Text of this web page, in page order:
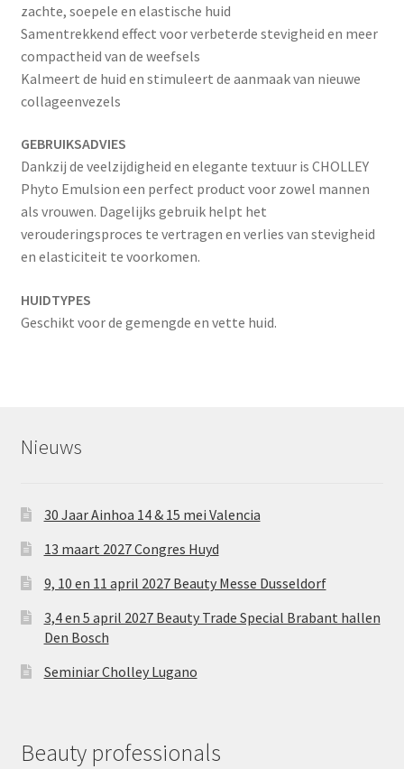
zachte, soepele en elastische huid
Samentrekkend effect voor verbeterde stevigheid en meer
compactheid van de weefsels
Kalmeert de huid en stimuleert de aanmaak van nieuwe
collageenvezels
GEBRUIKSADVIES
Dankzij de veelzijdigheid en elegante textuur is CHOLLEY
Phyto Emulsion een perfect product voor zowel mannen
als vrouwen. Dagelijks gebruik helpt het
verouderingsproces te vertragen en verlies van stevigheid
en elasticiteit te voorkomen.
HUIDTYPES
Geschikt voor de gemengde en vette huid.
Nieuws
30 Jaar Ainhoa 14 & 15 mei Valencia
13 maart 2027 Congres Huyd
9, 10 en 11 april 2027 Beauty Messe Dusseldorf
3,4 en 5 april 2027 Beauty Trade Special Brabant hallen
Den Bosch
Seminiar Cholley Lugano
Beauty professionals